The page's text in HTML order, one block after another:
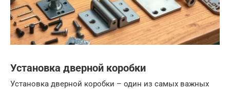
Установка дверной коробки
Установка дверной коробки – один из самых важных